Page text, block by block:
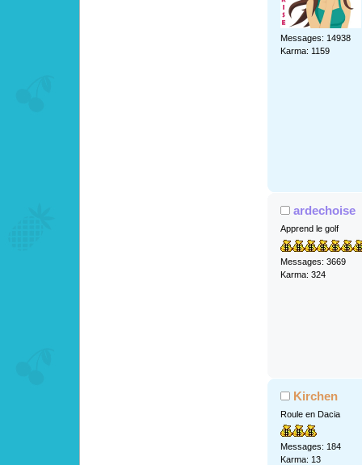
Messages: 14938
Karma: 1159
ardechoise
Apprend le golf
Messages: 3669
Karma: 324
Kirchen
Roule en Dacia
Messages: 184
Karma: 13